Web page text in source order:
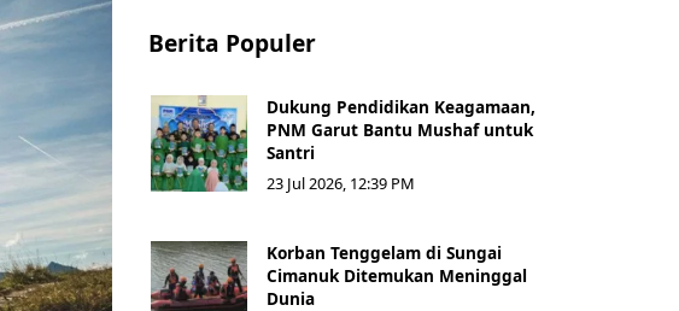
Berita Populer
Dukung Pendidikan Keagamaan,
PNM Garut Bantu Mushaf untuk
Santri
23 Jul 2026, 12:39 PM
Korban Tenggelam di Sungai
Cimanuk Ditemukan Meninggal
Dunia